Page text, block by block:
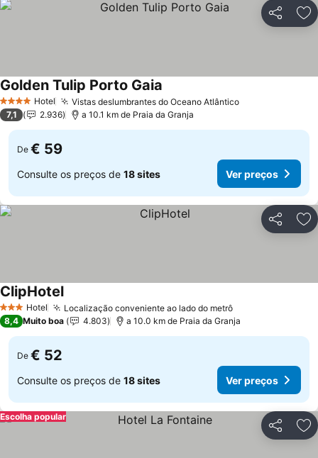
Partilhar
4 EstrelasHotel Vistas deslumbrantes do Oceano AtlânticoVer preços
Golden Tulip Porto Gaia
7,1 2.936 a 10.1 km de Praia da Granja
De € 59
Consulte os preços de 18 sites Ver preços
Partilhar
3 EstrelasHotel Localização conveniente ao lado do metrôVer preços
ClipHotelVer preços
8,4 Muito boa 4.803 a 10.0 km de Praia da Granja
De € 52
Consulte os preços de 18 sites Ver preços
Partilhar
Escolha popular